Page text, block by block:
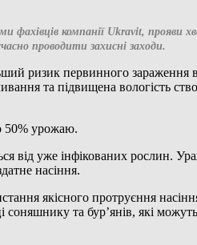
фахівців компанії Ukravit, прояви
проводити захисні заходи.
ризик первинного зараження
та підвищена вологість
50% урожаю.
від уже інфікованих рослин.
насіння.
якісного протруєння
та бур’янів, які